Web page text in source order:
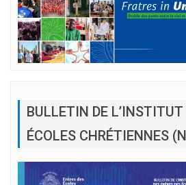
BULLETIN DE L’INSTITUT
ÉCOLES CHRÉTIENNES